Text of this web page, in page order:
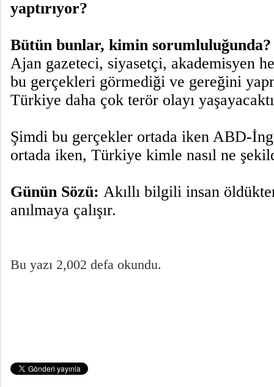
yaptırıyor?
Bütün bunlar, kimin sorumluluğunda?
Ajan gazeteci, siyasetçi, akademisyen
bu gerçekleri görmediği ve gereğini
Türkiye daha çok terör olayı
Şimdi bu gerçekler ortada iken ABD-
ortada iken, Türkiye kimle nasıl ne
Günün Sözü: Akıllı bilgili insan
anılmaya çalışır.
Bu yazı 2,002 defa okundu.